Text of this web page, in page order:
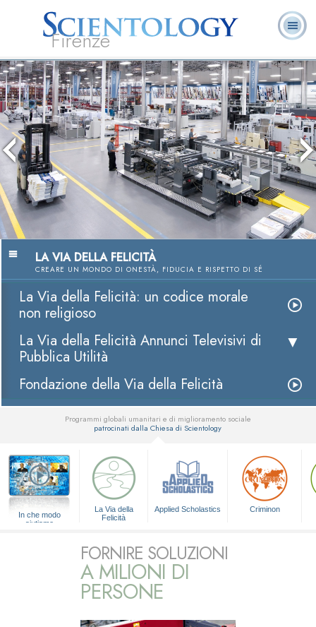
Firenze
L. Ron Hubbard:
Fondatore
Che cos’è
Scientology?
Ministri
Volontari
Domande
ricorrenti
Libri
LA VIA DELLA FELICITÀ
CREARE UN MONDO DI ONESTÀ, FIDUCIA E RISPETTO DI SÉ
La Via della Felicità: un codice morale
non religioso
La Via della Felicità Annunci Televisivi di
Pubblica Utilità
Fondazione della Via della Felicità
Programmi globali umanitari e di miglioramento sociale
patrocinati dalla Chiesa di Scientology
In che modo
aiutiamo
La Via della
Felicità
Applied Scholastics Criminon
FORNIRE SOLUZIONI
A MILIONI DI
PERSONE